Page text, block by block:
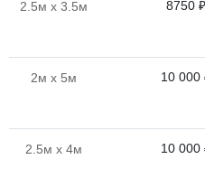
2.5м x 3.5м 8750 ₽
2м x 5м 10 000
2.5м x 4м 10 000